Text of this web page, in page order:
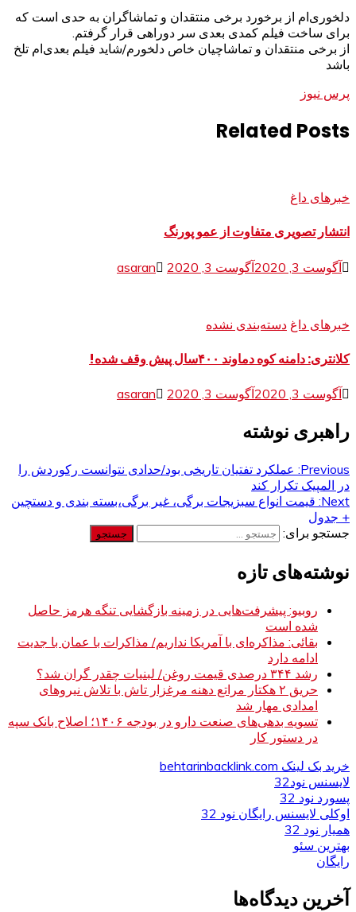
دلخوری‌ام از برخورد برخی منتقدان و تماشاگران به حدی است که
برای ساخت فیلم کمدی بعدی سر دوراهی قرار گرفتم.
از برخی منتقدان و تماشاچیان خاص دلخورم/شاید فیلم بعدی‌ام تلخ
باشد
پرس نیوز
Related Posts
خبرهای داغ
انتشار تصویری متفاوت از عمو پورنگ
آگوست 3, 2020 آگوست 3, 2020 asaran
خبرهای داغ دسته‌بندی نشده
کلانتری: دامنه کوه دماوند ۴۰۰سال پیش وقف شده!
آگوست 3, 2020 آگوست 3, 2020 asaran
راهبری نوشته
Previous: عملکرد تفتیان تاریخی بود/حدادی نتوانست رکوردش را
در المپیک تکرار کند
Next: قیمت انواع سبزیجات برگی، غیر برگی،بسته بندی و دستچین
+ جدول
جستجو برای:
نوشته‌های تازه
روبیو: پیشرفت‌هایی در زمینه بازگشایی تنگه هرمز حاصل
شده است
بقائی: مذاکره‌ای با آمریکا نداریم/ مذاکرات با عمان با جدیت
ادامه دارد
رشد ۳۴۴ درصدی قیمت روغن/ لبنیات چقدر گران شد؟
حریق ۲ هکتار مراتع دهنه مرغزار تاش با تلاش نیروهای
امدادی مهار شد
تسویه بدهی‌های صنعت دارو در بودجه ۱۴۰۶؛ اصلاح بانک سپه
در دستور کار
خرید بک لینک behtarinbacklink.com
لایسنس نود32
پسورد نود 32
اوکلی لایسنس رایگان نود 32
همیار نود 32
بهترین سئو
رایگان
آخرین دیدگاه‌ها